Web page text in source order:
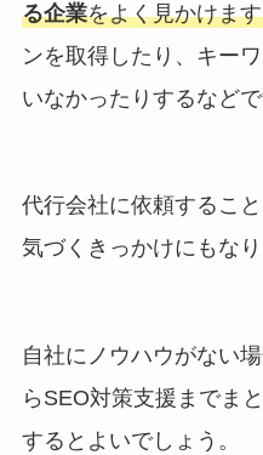
る企業をよく見かけま
ンを取得したり、キー
いなかったりするなどで
代行会社に依頼するこ
気づくきっかけにもなり
自社にノウハウがない
らSEO対策支援までま
するとよいでしょう。